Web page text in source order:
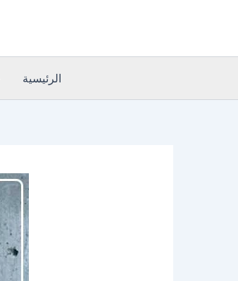
الرئيسية